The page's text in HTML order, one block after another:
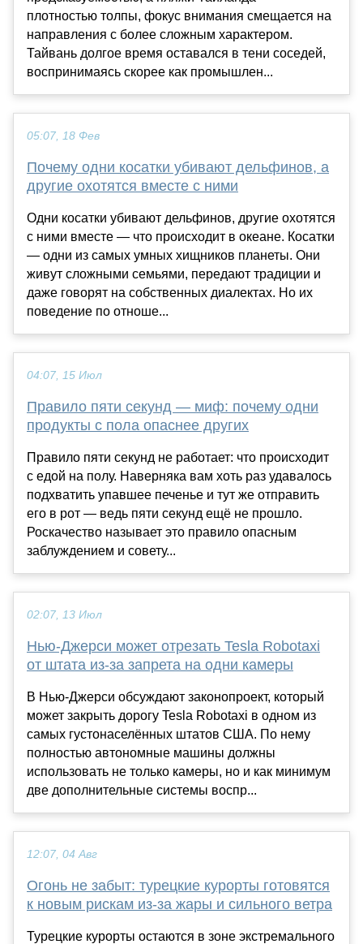
плотностью толпы, фокус внимания смещается на
направления с более сложным характером.
Тайвань долгое время оставался в тени соседей,
воспринимаясь скорее как промышлен...
05:07, 18 Фев
Почему одни косатки убивают дельфинов, а
другие охотятся вместе с ними
Одни косатки убивают дельфинов, другие охотятся
с ними вместе — что происходит в океане. Косатки
— одни из самых умных хищников планеты. Они
живут сложными семьями, передают традиции и
даже говорят на собственных диалектах. Но их
поведение по отноше...
04:07, 15 Июл
Правило пяти секунд — миф: почему одни
продукты с пола опаснее других
Правило пяти секунд не работает: что происходит
с едой на полу. Наверняка вам хоть раз удавалось
подхватить упавшее печенье и тут же отправить
его в рот — ведь пяти секунд ещё не прошло.
Роскачество называет это правило опасным
заблуждением и совету...
02:07, 13 Июл
Нью-Джерси может отрезать Tesla Robotaxi
от штата из-за запрета на одни камеры
В Нью-Джерси обсуждают законопроект, который
может закрыть дорогу Tesla Robotaxi в одном из
самых густонаселённых штатов США. По нему
полностью автономные машины должны
использовать не только камеры, но и как минимум
две дополнительные системы воспр...
12:07, 04 Авг
Огонь не забыт: турецкие курорты готовятся
к новым рискам из-за жары и сильного ветра
Турецкие курорты остаются в зоне экстремального